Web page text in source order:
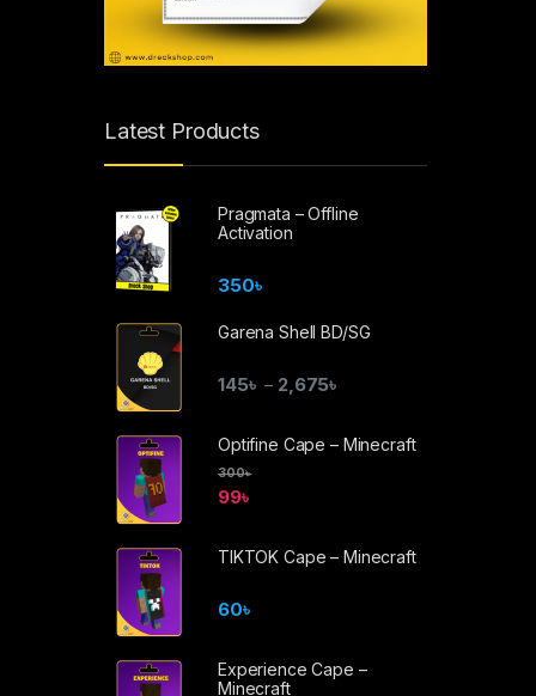
Latest Products
Pragmata – Offline
Activation
350৳
Garena Shell BD/SG
145৳ – 2,675৳
Optifine Cape – Minecraft
99৳
300৳
TIKTOK Cape – Minecraft
60৳
Experience Cape –
Minecraft